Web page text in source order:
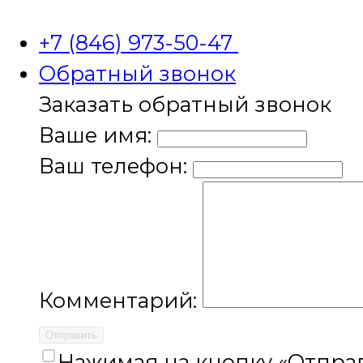
+7 (846) 973-50-47
Обратный звонок
Заказать обратный звонок
Ваше имя:
Ваш телефон:
Комментарий:
Отправить